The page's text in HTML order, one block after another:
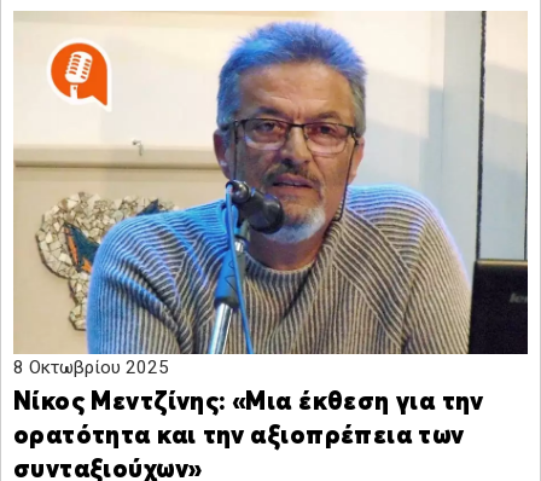
8 Οκτωβρίου 2025
Νίκος Μεντζίνης: «Μια έκθεση για την
ορατότητα και την αξιοπρέπεια των
συνταξιούχων»